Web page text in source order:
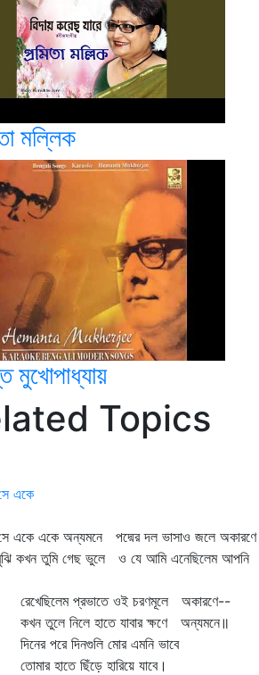
মল্লিক
মুখোপাধ্যায়
Topics
একে
একে একে অন্যমনে পদ্মের দল ভাসাও জলে
কখন তুমি গেছ ভুলে ও যে আমি এনেছিলেম আপনি
প্রভাতে ওই চরণমূলে অকারণে--
নিলে হাতে যাবার ক্ষণে অন্যমনে॥
পরে দিনগুলি মোর এমনি ভাবে
হাতে ছিঁড়ে হারিয়ে যাবে।